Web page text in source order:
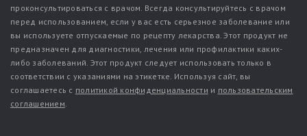
проконсультироваться с врачом. Всегда консультируйтесь с врачом
перед использованием, если у вас есть серьезное заболевание или
вы используете отпускаемые по рецепту лекарства. Этот продукт не
предназначен для диагностики, лечения или профилактики каких-
либо заболеваний. Этот продукт следует использовать только в
соответствии с указаниями на этикетке. Используя сайт, вы
соглашаетесь с политикой конфиденциальности и пользовательским
соглашением.